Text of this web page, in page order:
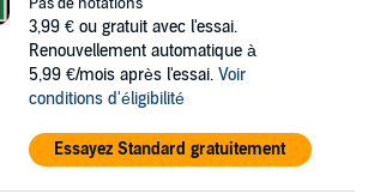
3,99 € ou gratuit avec l'essai.
Renouvellement automatique à
5,99 €/mois après l'essai. Voir
conditions d'éligibilité
Essayez Standard gratuitement